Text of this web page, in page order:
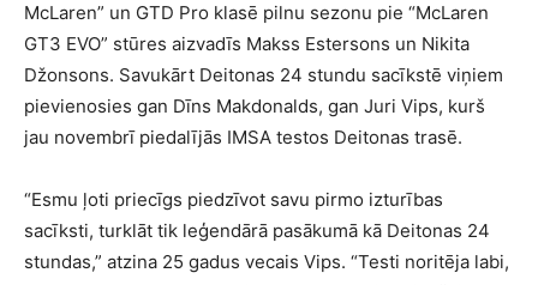
McLaren” un GTD Pro klasē pilnu sezonu pie “McLaren
GT3 EVO” stūres aizvadīs Makss Estersons un Nikita
Džonsons. Savukārt Deitonas 24 stundu sacīkstē viņiem
pievienosies gan Dīns Makdonalds, gan Juri Vips, kurš
jau novembrī piedalījās IMSA testos Deitonas trasē.
“Esmu ļoti priecīgs piedzīvot savu pirmo izturības
sacīksti, turklāt tik leģendārā pasākumā kā Deitonas 24
stundas,” atzina 25 gadus vecais Vips. “Testi noritēja labi,